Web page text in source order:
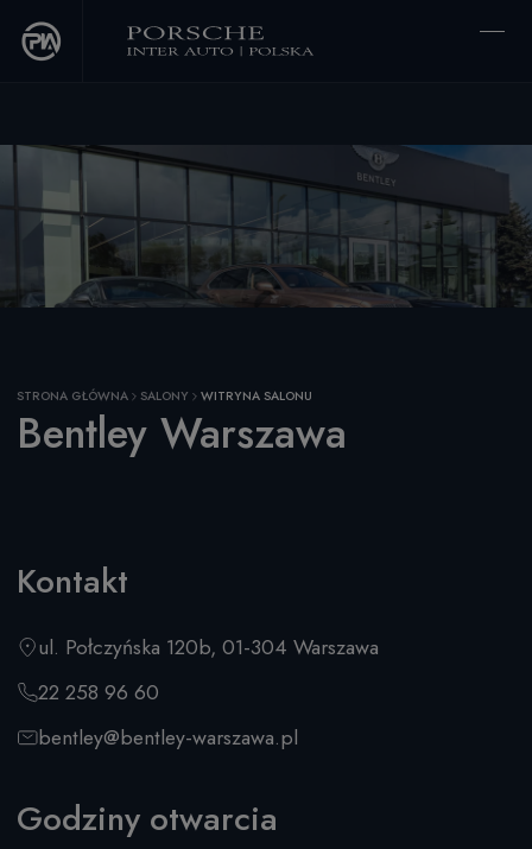
website.
Cookies Settings
STRONA GŁÓWNA SALONY WITRYNA SALONU
Bentley Warszawa
Kontakt
ul. Połczyńska 120b, 01-304 Warszawa
22 258 96 60
bentley@bentley-warszawa.pl
Godziny otwarcia